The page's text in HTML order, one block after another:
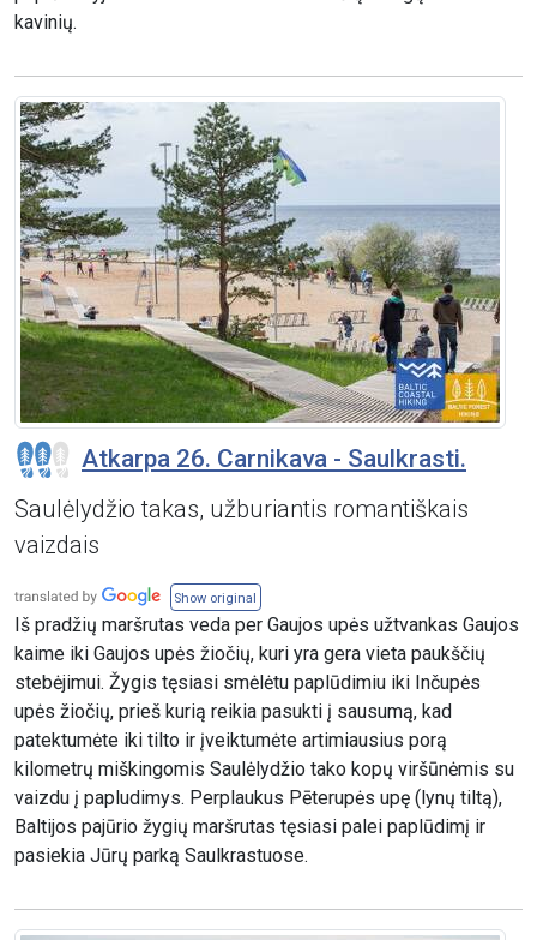
kavinių.
Atkarpa 26. Carnikava - Saulkrasti.
Saulėlydžio takas, užburiantis romantiškais
vaizdais
Show original
Iš pradžių maršrutas veda per Gaujos upės užtvankas Gaujos
kaime iki Gaujos upės žiočių, kuri yra gera vieta paukščių
stebėjimui. Žygis tęsiasi smėlėtu paplūdimiu iki Inčupės
upės žiočių, prieš kurią reikia pasukti į sausumą, kad
patektumėte iki tilto ir įveiktumėte artimiausius porą
kilometrų miškingomis Saulėlydžio tako kopų viršūnėmis su
vaizdu į papludimys. Perplaukus Pēterupės upę (lynų tiltą),
Baltijos pajūrio žygių maršrutas tęsiasi palei paplūdimį ir
pasiekia Jūrų parką Saulkrastuose.